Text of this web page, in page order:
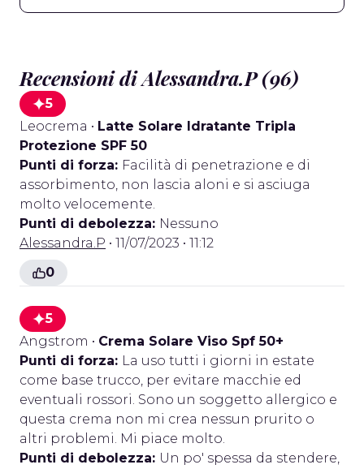
Recensioni di Alessandra.P (96)
5
Leocrema • Latte Solare Idratante Tripla
Protezione SPF 50
Punti di forza: Facilità di penetrazione e di
assorbimento, non lascia aloni e si asciuga
molto velocemente.
Punti di debolezza: Nessuno
Alessandra.P • 11/07/2023 • 11:12
0
5
Angstrom • Crema Solare Viso Spf 50+
Punti di forza: La uso tutti i giorni in estate
come base trucco, per evitare macchie ed
eventuali rossori. Sono un soggetto allergico e
questa crema non mi crea nessun prurito o
altri problemi. Mi piace molto.
Punti di debolezza: Un po' spessa da stendere,